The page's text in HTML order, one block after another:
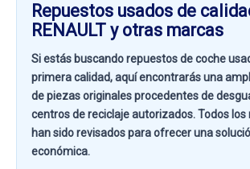
Repuestos usados de
RENAULT y otras marcas
Si estás buscandorepuestos de coche
primera calidad, aquí encontrarás una
de piezas originales procedentes de
centros de reciclaje autorizados. Todos los
han sido revisados para ofrecer una
económica.